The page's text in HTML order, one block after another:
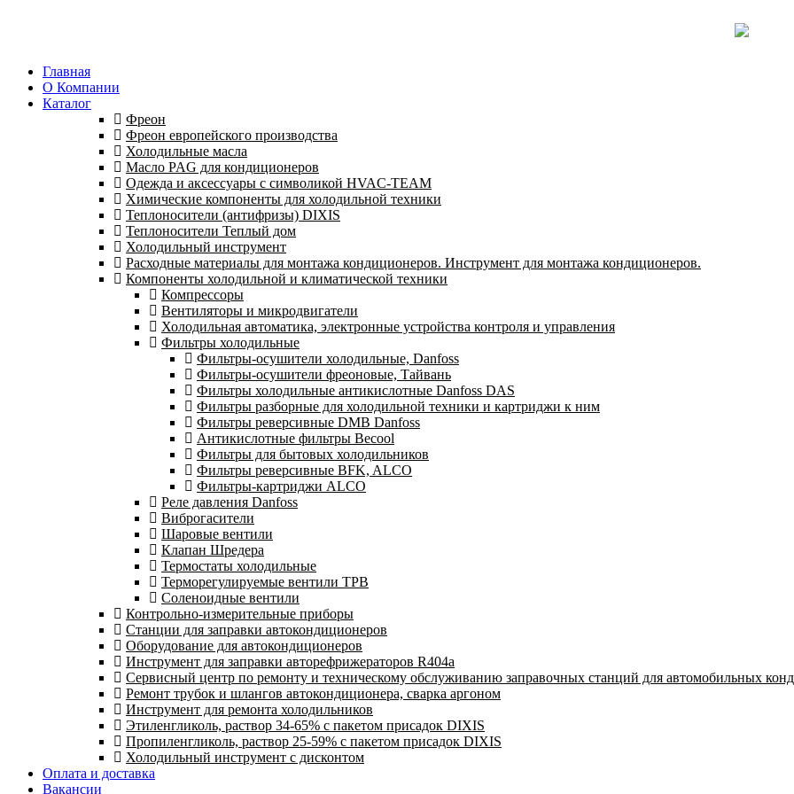
Главная
О Компании
Каталог
Фреон
Фреон европейского производства
Холодильные масла
Масло PAG для кондиционеров
Одежда и аксессуары с символикой HVAC-TEAM
Химические компоненты для холодильной техники
Теплоносители (антифризы) DIXIS
Теплоносители Теплый дом
Холодильный инструмент
Расходные материалы для монтажа кондиционеров. Инструмент для монтажа кондиционеров.
Компоненты холодильной и климатической техники
Компрессоры
Вентиляторы и микродвигатели
Холодильная автоматика, электронные устройства контроля и управления
Фильтры холодильные
Фильтры-осушители холодильные, Danfoss
Фильтры-осушители фреоновые, Тайвань
Фильтры холодильные антикислотные Danfoss DAS
Фильтры разборные для холодильной техники и картриджи к ним
Фильтры реверсивные DMB Danfoss
Антикислотные фильтры Becool
Фильтры для бытовых холодильников
Фильтры реверсивные BFK, ALCO
Фильтры-картриджи ALCO
Реле давления Danfoss
Виброгасители
Шаровые вентили
Клапан Шредера
Термостаты холодильные
Терморегулируемые вентили ТРВ
Соленоидные вентили
Контрольно-измерительные приборы
Станции для заправки автокондиционеров
Оборудование для автокондиционеров
Инструмент для заправки авторефрижераторов R404a
Сервисный центр по ремонту и техническому обслуживанию заправочных станций для автомобильных
Ремонт трубок и шлангов автокондиционера, сварка аргоном
Инструмент для ремонта холодильников
Этиленгликоль, раствор 34-65% с пакетом присадок DIXIS
Пропиленгликоль, раствор 25-59% с пакетом присадок DIXIS
Холодильный инструмент с дисконтом
Оплата и доставка
Вакансии